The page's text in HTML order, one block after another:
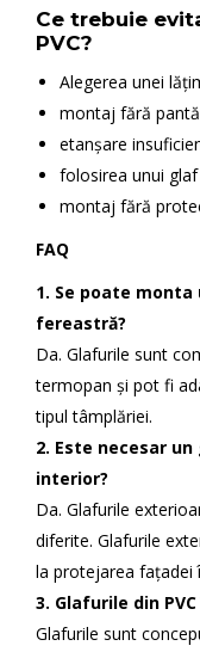
Ce trebuie
PVC?
Alegerea unei
montaj fără
etanșare
folosirea unui
montaj fără
FAQ
1. Se poate monta
fereastră?
Da. Glafurile sunt
termopan și pot fi
tipul tâmplăriei.
2. Este necesar
interior?
Da. Glafurile
diferite. Glafurile
la protejarea fațadei
3. Glafurile din
Glafurile sunt